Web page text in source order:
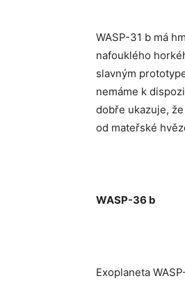
WASP-31 b má
nafouklého
slavným
nemáme k
dobře ukazuje,
od mateřské
WASP-36 b
Exoplaneta